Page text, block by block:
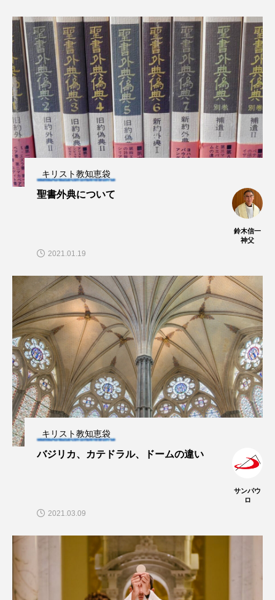
キリスト教知恵袋
聖書外典について
鈴木信一
神父
2021.01.19
キリスト教知恵袋
バジリカ、カテドラル、ドームの違い
サンパウ
ロ
2021.03.09